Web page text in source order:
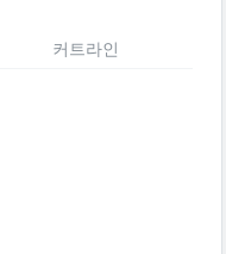
커트라인